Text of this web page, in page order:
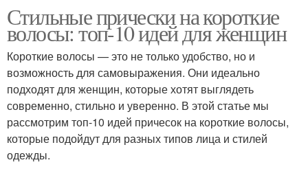
Стильные прически на короткие
волосы: топ-10 идей для женщин
Короткие волосы — это не только удобство, но и
возможность для самовыражения. Они идеально
подходят для женщин, которые хотят выглядеть
современно, стильно и уверенно. В этой статье мы
рассмотрим топ-10 идей причесок на короткие волосы,
которые подойдут для разных типов лица и стилей
одежды.